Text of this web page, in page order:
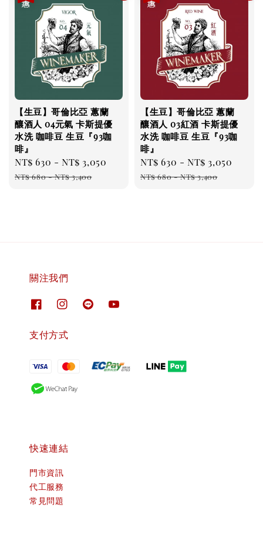
【生豆】哥倫比亞 蕙蘭
釀酒人 04元氣 卡斯提優
水洗 咖啡豆 生豆『93咖
啡』
Sale
price
NT$ 630 -NT$ 3,050
Regular
NT$ 680-NT$ 3,400
【生豆】哥倫比亞 蕙蘭
釀酒人 03紅酒 卡斯提優
水洗 咖啡豆 生豆『93咖
啡』
Sale
price
NT$ 630 -NT$ 3,050
NT$ 680-NT$ 3,400
關注我們
支付方式
快速連結
門市資訊
代工服務
常見問題